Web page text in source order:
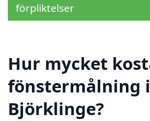
förpliktelser
Hur mycket
fönstermålning i
Björklinge?